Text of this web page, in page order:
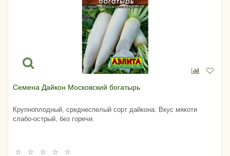
Семена Дайкон Московский богатырь
Крупноплодный, среднеспелый сорт дайкона. Вкус мякоти
слабо-острый, без горечи.